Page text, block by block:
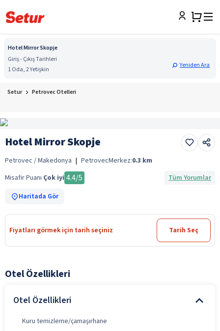
Hotel Mirror Skopje
Giriş - Çıkış Tarihleri
1 Oda, 2 Yetişkin
Yeniden Ara
Setur Petrovec Otelleri
Hotel Mirror Skopje
Petrovec / Makedonya | PetrovecMerkez:0.3 km
Misafir Puanı Çok iyi 4.4/5
Tüm Yorumlar
Haritada Gör
Fiyatları görmek için tarih seçiniz Tarih Seç
Otel Özellikleri
Otel Özellikleri
Kuru temizleme/çamaşırhane